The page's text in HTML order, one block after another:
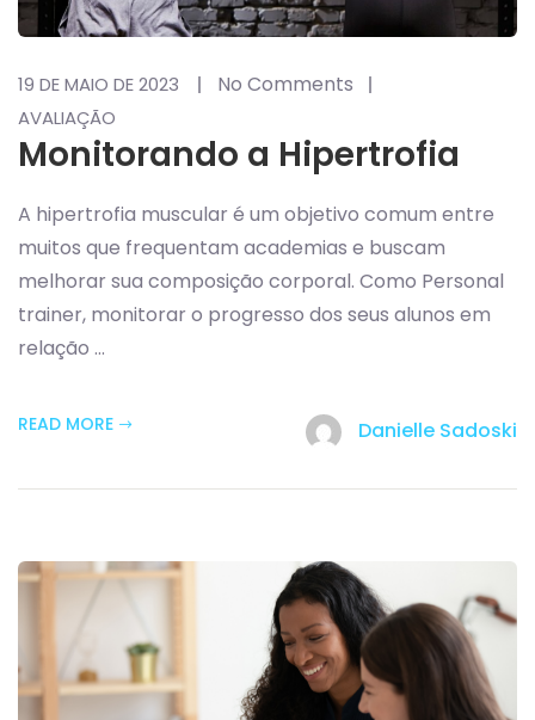
19 DE MAIO DE 2023 No Comments
AVALIAÇÃO
Monitorando a Hipertrofia
A hipertrofia muscular é um objetivo comum entre
muitos que frequentam academias e buscam
melhorar sua composição corporal. Como Personal
trainer, monitorar o progresso dos seus alunos em
relação ...
READ MORE Danielle Sadoski